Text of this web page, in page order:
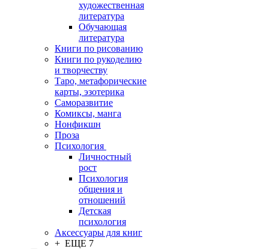
художественная
литература
Обучающая
литература
Книги по рисованию
Книги по рукоделию
и творчеству
Таро, метафорические
карты, эзотерика
Саморазвитие
Комиксы, манга
Нонфикшн
Проза
Психология
Личностный
рост
Психология
общения и
отношений
Детская
психология
Аксессуары для книг
+ ЕЩЕ 7